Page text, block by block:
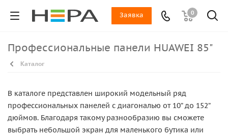
0
Заявка
Профессиональные панели HUAWEI 85"
Каталог
В каталоге представлен широкий модельный ряд
профессиональных панелей с диагональю от 10” до 152”
дюймов. Благодаря такому разнообразию вы сможете
выбрать небольшой экран для маленького бутика или